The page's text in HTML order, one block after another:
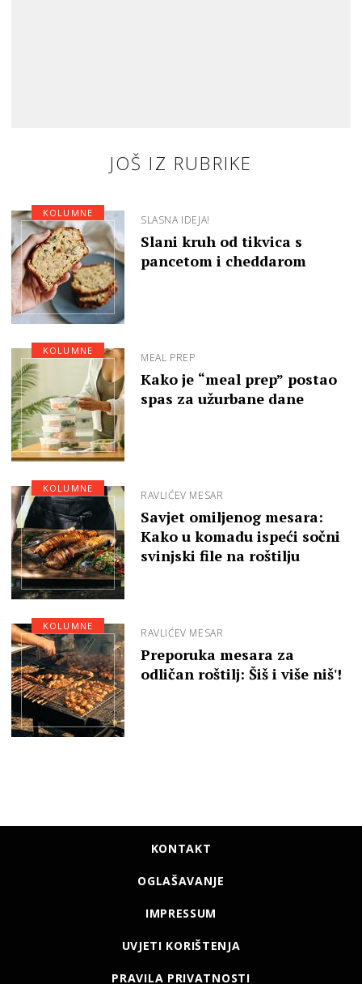
JOŠ IZ RUBRIKE
SLASNA IDEJA!
Slani kruh od tikvica s
pancetom i cheddarom
KOLUMNE
MEAL PREP
Kako je “meal prep” postao
spas za užurbane dane
KOLUMNE
RAVLIĆEV MESAR
Savjet omiljenog mesara:
Kako u komadu ispeći sočni
svinjski file na roštilju
KOLUMNE
RAVLIĆEV MESAR
Preporuka mesara za
odličan roštilj: Šiš i više niš'!
KOLUMNE
KONTAKT
OGLAŠAVANJE
IMPRESSUM
UVJETI KORIŠTENJA
PRAVILA PRIVATNOSTI